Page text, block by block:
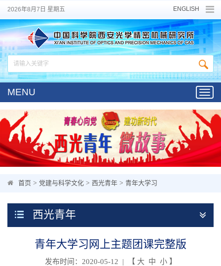
2026年8月7日 星期五 ENGLISH
MENU
首页 > 党建与科学文化 > 西光青年 > 青年大学习
西光青年
青年大学习网上主题团课完整版
发布时间：2020-05-12 | 【 大 中 小】